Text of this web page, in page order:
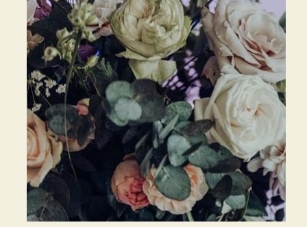
what they say
Blog
Partners
Contact
Impressum
Datenschutz
Facebook